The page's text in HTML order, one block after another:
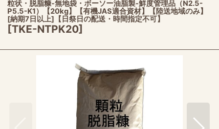
粒状・脱脂糠-無地袋・ボーソー油脂製-鮮度管理品（N2.5-
P5.5-K1）【20kg】【有機JAS適合資材】【陸送地域のみ】
[納期7日以上]【日祭日の配送・時間指定不可】
[TKE-NTPK20]